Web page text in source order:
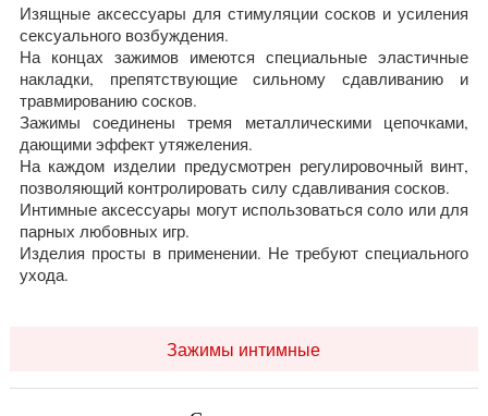
Изящные аксессуары для стимуляции сосков и усиления
сексуального возбуждения.
На концах зажимов имеются специальные эластичные
накладки, препятствующие сильному сдавливанию и
травмированию сосков.
Зажимы соединены тремя металлическими цепочками,
дающими эффект утяжеления.
На каждом изделии предусмотрен регулировочный винт,
позволяющий контролировать силу сдавливания сосков.
Интимные аксессуары могут использоваться соло или для
парных любовных игр.
Изделия просты в применении. Не требуют специального
ухода.
Зажимы интимные